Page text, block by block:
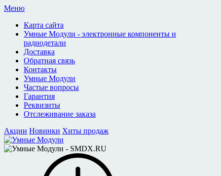
Меню
Карта сайта
Умные Модули - электронные компоненты и
радиодетали
Доставка
Обратная связь
Контакты
Умные Модули
Частые вопросы
Гарантия
Реквизиты
Отслеживание заказа
Акции Новинки Хиты продаж